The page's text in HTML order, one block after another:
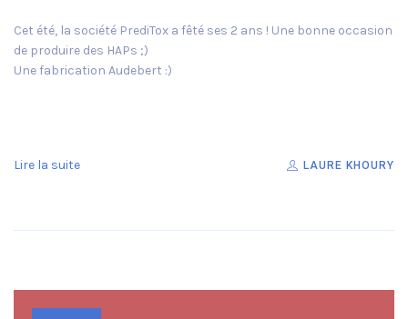
Cet été, la société PrediTox a fêté ses 2 ans ! Une bonne occasion
de produire des HAPs ;)
Une fabrication Audebert :)
Lire la suite LAURE KHOURY